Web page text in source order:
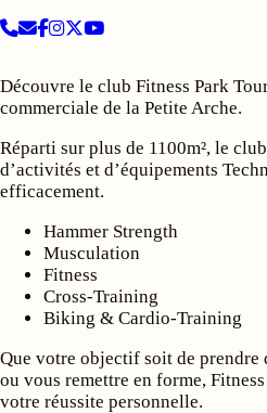
Découvre le club Fitness Park
commerciale de la Petite Arche.
Réparti sur plus de 1100m², le
d’activités et d’équipements
efficacement.
Hammer Strength
Musculation
Fitness
Cross-Training
Biking & Cardio-Training
Que votre objectif soit de prendre
ou vous remettre en forme,
votre réussite personnelle.